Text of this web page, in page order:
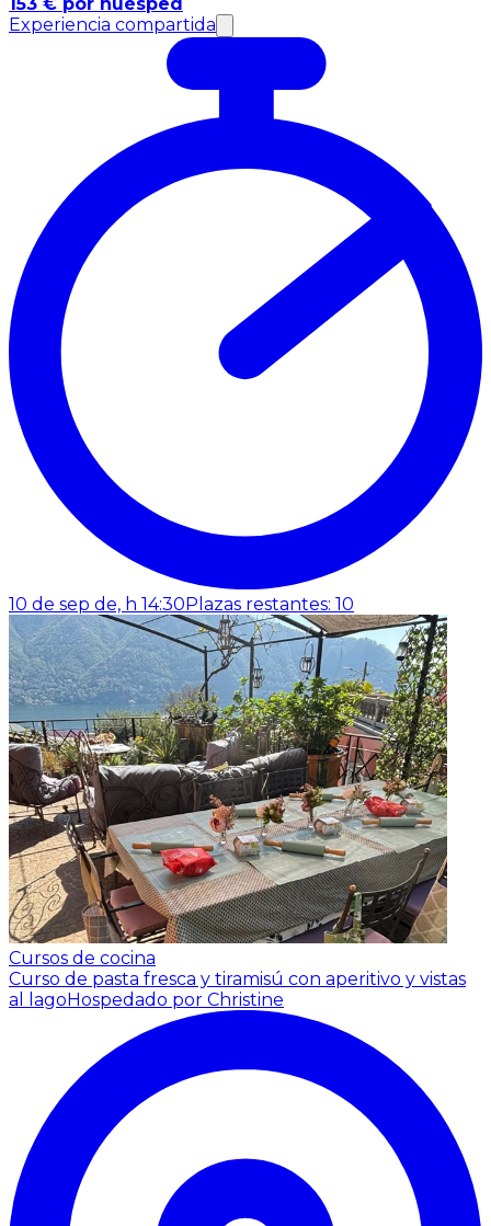
Experiencia compartida
10 de sep de, h 14:30 Plazas restantes: 10
Cursos de cocina
Curso de pasta fresca y tiramisú con aperitivo y vistas
al lago Hospedado por Christine